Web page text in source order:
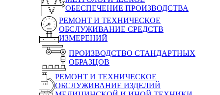
ОБЕСПЕЧЕНИЕ ПРОИЗВОДСТВА
РЕМОНТ И ТЕХНИЧЕСКОЕ
ОБСЛУЖИВАНИЕ СРЕДСТВ
ИЗМЕРЕНИЙ
ПРОИЗВОДСТВО СТАНДАРТНЫХ
ОБРАЗЦОВ
РЕМОНТ И ТЕХНИЧЕСКОЕ
ОБСЛУЖИВАНИЕ ИЗДЕЛИЙ